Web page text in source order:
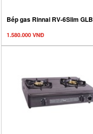
Bếp gas Rinnai RV-6Slim GLB
1.580.000 VNĐ